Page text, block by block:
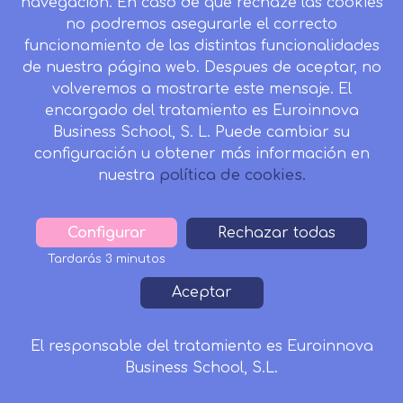
460€ 391€
CONTACTO
Camino de la Torrecilla N.º 30 EDIFICIO EDUCA
EDTECH, C.P. 18.200, Maracena (Granada)
958 050 746
Horario de atención al cliente:
Lunes a viernes: 9.00h a 20.00h.
formacion@inesalud.com
Condiciones de Matriculación
Política de Privacidad
Política de Cookies
no podremos asegurarle el correcto
funcionamiento de las distintas funcionalidades
de nuestra página web. Despues de aceptar, no
volveremos a mostrarte este mensaje. El
encargado del tratamiento es Euroinnova
Business School, S. L. Puede cambiar su
configuración u obtener más información en
nuestra política de cookies.
Configurar
Tardarás 3 minutos
Rechazar todas
Aceptar
Withdraw
consent
El responsable del tratamiento es Euroinnova
Business School, S.L.